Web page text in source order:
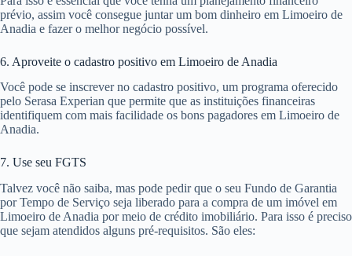
prévio, assim você consegue juntar um bom dinheiro em Limoeiro de
Anadia e fazer o melhor negócio possível.
6. Aproveite o cadastro positivo em Limoeiro de Anadia
Você pode se inscrever no cadastro positivo, um programa oferecido
pelo Serasa Experian que permite que as instituições financeiras
identifiquem com mais facilidade os bons pagadores em Limoeiro de
Anadia.
7. Use seu FGTS
Talvez você não saiba, mas pode pedir que o seu Fundo de Garantia
por Tempo de Serviço seja liberado para a compra de um imóvel em
Limoeiro de Anadia por meio de crédito imobiliário. Para isso é preciso
que sejam atendidos alguns pré-requisitos. São eles: